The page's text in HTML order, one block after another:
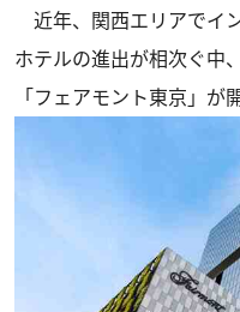
近年、関西エリアでイ
ホテルの進出が相次ぐ中
「フェアモント東京」が